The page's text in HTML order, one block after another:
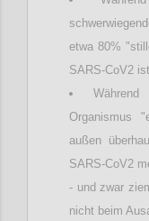
etwa 80%
SARS-CoV2
Organismus
außen
SARS-CoV2
- und zwar
nicht beim